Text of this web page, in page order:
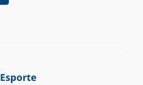
Esporte